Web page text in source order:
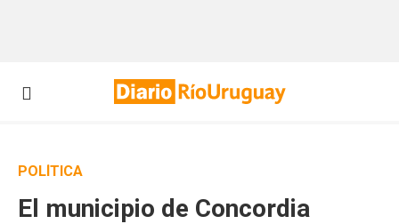
POLÍTICA
El municipio de Concordia